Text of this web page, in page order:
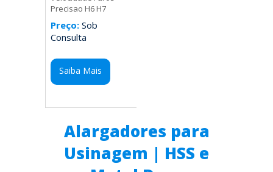
Precisao H6 H7
Preço: Sob
Consulta
Saiba Mais
Alargadores para
Usinagem | HSS e